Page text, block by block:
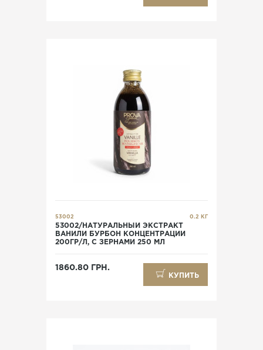
53002 0.2 КГ
53002/НАТУРАЛЬНЫЙ ЭКСТРАКТ
ВАНИЛИ БУРБОН КОНЦЕНТРАЦИИ
200ГР/Л, С ЗЕРНАМИ 250 МЛ
1860.80 ГРН.
КУПИТЬ